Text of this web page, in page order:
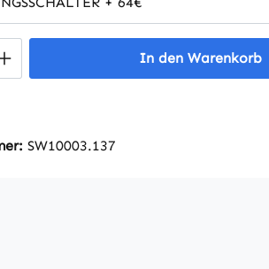
Gib denIn den Warenkorb
SW10003.137